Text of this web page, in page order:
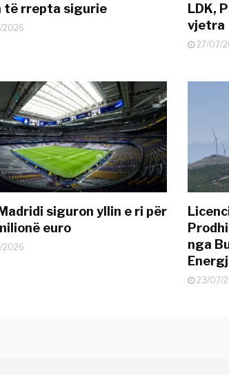
të rrepta sigurie
LDK,
vjetra
27/07/
siguron yllin e ri për
euro
nga
23/07/